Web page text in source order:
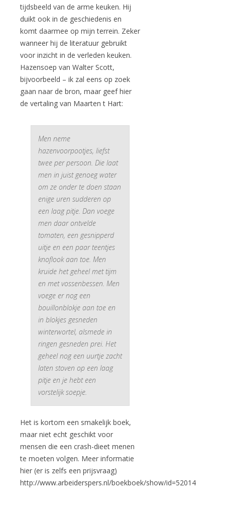
tijdsbeeld van de arme keuken. Hij
duikt ook in de geschiedenis en
komt daarmee op mijn terrein. Zeker
wanneer hij de literatuur gebruikt
voor inzicht in de verleden keuken.
Hazensoep van Walter Scott,
bijvoorbeeld – ik zal eens op zoek
gaan naar de bron, maar geef hier
de vertaling van Maarten t Hart:
Men neme
hazenvoorpootjes, liefst
twee per persoon. Die laat
men in juist genoeg water
om ze onder te doen staan
enige uren sudderen op
een laag pitje. Dan voege
men daar ontvelde
tomaten, een gesnipperd
uitje en een paar teentjes
knoflook aan toe. Men
kruide het geheel met tijm
en met vossenbessen. Men
voege er nog een
bouillonblokje aan toe en
in blokjes gesneden
winterwortel, alsmede in
ringen gesneden prei. Het
geheel nog een uurtje zacht
laten stoven op een laag
pitje en je hebt een
vorstelijk soepje.
Het is kortom een smakelijk boek,
maar niet echt geschikt voor
mensen die een crash-dieet menen
te moeten volgen. Meer informatie
hier (er is zelfs een prijsvraag)
http://www.arbeiderspers.nl/boekboek/show/id=52014